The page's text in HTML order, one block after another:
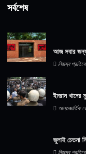
সর্বশেষ
আজ সবার
নিজস্ব
ইমরান খানের
আন্তজার্তিক
জুলাই চেতনা
নিজস্ব